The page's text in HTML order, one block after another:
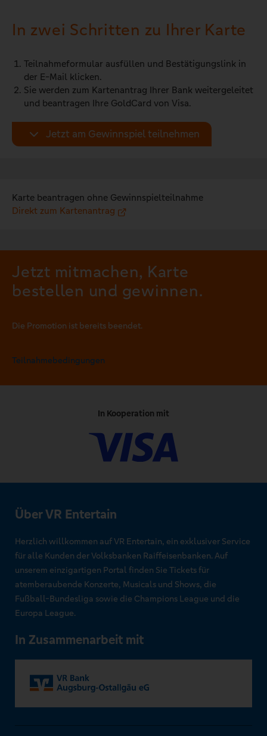
In zwei Schritten zu Ihrer Karte
Teilnahmeformular ausfüllen und Bestätigungslink in
der E-Mail klicken.
Sie werden zum Kartenantrag Ihrer Bank weitergeleitet
und beantragen Ihre GoldCard von Visa.
Jetzt am Gewinnspiel teilnehmen
Karte beantragen ohne Gewinnspielteilnahme
Direkt zum Kartenantrag
Jetzt mitmachen, Karte
bestellen und gewinnen.
Die Promotion ist bereits beendet.
Teilnahmebedingungen
In Kooperation mit
Über VR Entertain
Herzlich willkommen auf VR Entertain, ein exklusiver Service
für alle Kunden der Volksbanken Raiffeisenbanken. Auf
unserem einzigartigen Portal finden Sie Tickets für
atemberaubende Konzerte, Musicals und Shows, die
Fußball-Bundesliga sowie die Champions League und die
Europa League.
In Zusammenarbeit mit